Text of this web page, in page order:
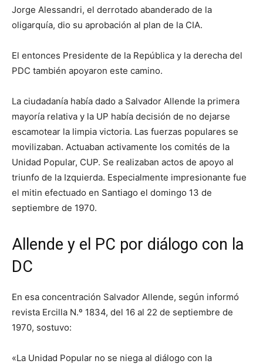
Jorge Alessandri, el derrotado abanderado de la
oligarquía, dio su aprobación al plan de la CIA.
El entonces Presidente de la República y la derecha del
PDC también apoyaron este camino.
La ciudadanía había dado a Salvador Allende la primera
mayoría relativa y la UP había decisión de no dejarse
escamotear la limpia victoria. Las fuerzas populares se
movilizaban. Actuaban activamente los comités de la
Unidad Popular, CUP. Se realizaban actos de apoyo al
triunfo de la Izquierda. Especialmente impresionante fue
el mitin efectuado en Santiago el domingo 13 de
septiembre de 1970.
Allende y el PC por diálogo con la
DC
En esa concentración Salvador Allende, según informó
revista Ercilla N.º 1834, del 16 al 22 de septiembre de
1970, sostuvo:
«La Unidad Popular no se niega al diálogo con la